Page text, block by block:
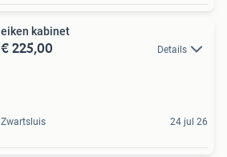
eiken kabinet
€ 225,00 Details
Zwartsluis 24 jul 26